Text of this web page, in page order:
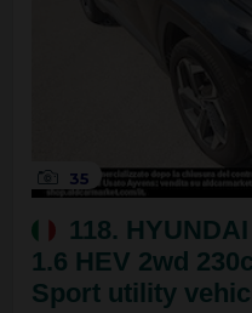
35
118.
1.6 HEV 2wd
Sport utility